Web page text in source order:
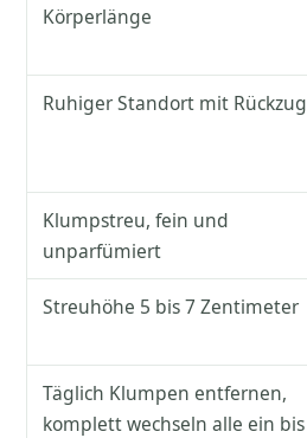
Körperlänge
Ruhiger Standort mit Rückzug
Klumpstreu, fein und
unparfümiert
Streuhöhe 5 bis 7 Zentimeter
Täglich Klumpen entfernen,
komplett wechseln alle ein bis